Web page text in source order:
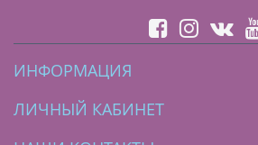
ИНФОРМАЦИЯ
ЛИЧНЫЙ КАБИНЕТ